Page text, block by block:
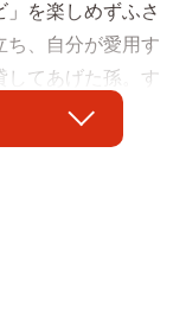
を楽しめずふさ
ち、自分が愛用す
してあげた孫。す
たちまち笑顔に
題です。